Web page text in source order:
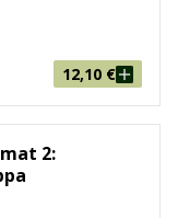
12,10 €
2: